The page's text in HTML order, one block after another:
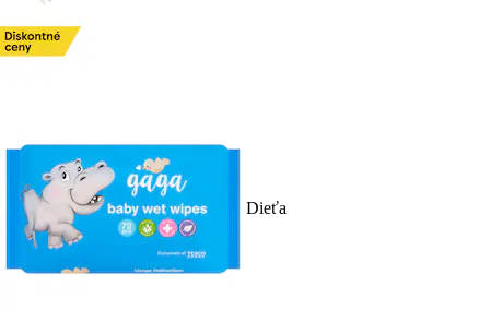
Dieťa